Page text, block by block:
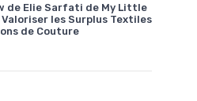
de Elie Sarfati de My Little
Valoriser les Surplus Textiles
de Couture